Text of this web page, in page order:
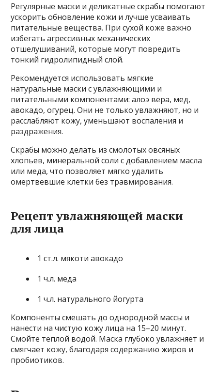
Регулярные маски и деликатные скрабы помогают
ускорить обновление кожи и лучше усваивать
питательные вещества. При сухой коже важно
избегать агрессивных механических
отшелушиваний, которые могут повредить
тонкий гидролипидный слой.
Рекомендуется использовать мягкие
натуральные маски с увлажняющими и
питательными компонентами: алоэ вера, мед,
авокадо, огурец. Они не только увлажняют, но и
расслабляют кожу, уменьшают воспаления и
раздражения.
Скрабы можно делать из смолотых овсяных
хлопьев, минеральной соли с добавлением масла
или меда, что позволяет мягко удалить
омертвевшие клетки без травмирования.
Рецепт увлажняющей маски
для лица
1 ст.л. мякоти авокадо
1 ч.л. меда
1 ч.л. натурального йогурта
Компоненты смешать до однородной массы и
нанести на чистую кожу лица на 15–20 минут.
Смойте теплой водой. Маска глубоко увлажняет и
смягчает кожу, благодаря содержанию жиров и
пробиотиков.